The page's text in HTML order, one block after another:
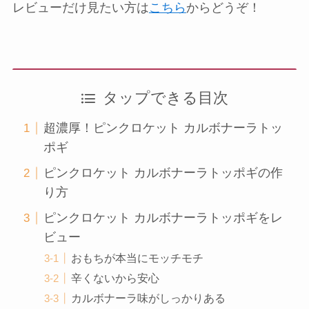
レビューだけ見たい方はこちら からどうぞ！
タップできる目次
超濃厚！ピンクロケット カルボナーラトッ
ポギ
ピンクロケット カルボナーラトッポギの作
り方
ピンクロケット カルボナーラトッポギをレ
ビュー
おもちが本当にモッチモチ
辛くないから安心
カルボナーラ味がしっかりある